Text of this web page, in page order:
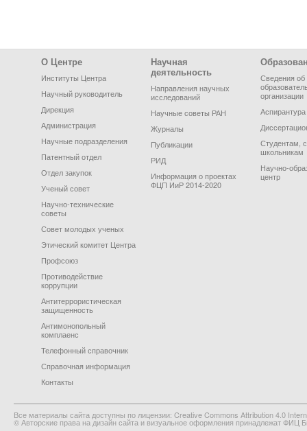
Footer Menu
О Центре
Институты Центра
Научный руководитель
Дирекция
Администрация
Научные подразделения
Патентный отдел
Отдел закупок
Ученый совет
Научно-технические
советы
Совет молодых ученых
Этический комитет Центра
Профсоюз
Противодействие
коррупции
Антитеррористическая
защищенность
Антимонопольный
комплаенс
Телефонный справочник
Справочная информация
Контакты
Научная
деятельность
Направления научных
исследований
Научные советы РАН
Журналы
Публикации
РИД
Информация о проектах
ФЦП ИиР 2014-2020
Сведения об
организации
Аспирантура
Студентам,
школьникам
Научно-
центр
Все материалы сайта доступны по лицензии: Creative Commons Attribution 4.0
© Авторские права на дизайн сайта и визуальное оформления принадлежат ФИЦ